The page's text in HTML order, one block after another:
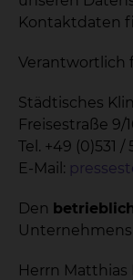
Kontaktdaten
Verantwortlich
Städtisches
Freisestraße 9/
Tel. +49 (0)531 /
E-Mail:
Den
Herrn Matthias